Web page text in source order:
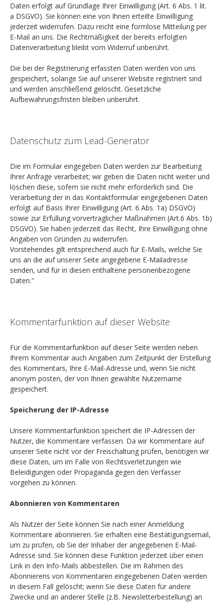
Daten erfolgt auf Grundlage Ihrer Einwilligung (Art. 6 Abs. 1 lit.
a DSGVO). Sie können eine von Ihnen erteilte Einwilligung
jederzeit widerrufen. Dazu reicht eine formlose Mitteilung per
E-Mail an uns. Die Rechtmäßigkeit der bereits erfolgten
Datenverarbeitung bleibt vom Widerruf unberührt.
Die bei der Registrierung erfassten Daten werden von uns
gespeichert, solange Sie auf unserer Website registriert sind
und werden anschließend gelöscht. Gesetzliche
Aufbewahrungsfristen bleiben unberührt.
Datenschutz zum Lead-Generator
Die im Formular eingegeben Daten werden zur Bearbeitung
Ihrer Anfrage verarbeitet; wir geben die Daten nicht weiter und
löschen diese, sofern sie nicht mehr erforderlich sind. Die
Verarbeitung der in das Kontaktformular eingegebenen Daten
erfolgt auf Basis Ihrer Einwilligung (Art. 6 Abs. 1a) DSGVO)
sowie zur Erfüllung vorvertraglicher Maßnahmen (Art.6 Abs. 1b)
DSGVO). Sie haben jederzeit das Recht, Ihre Einwilligung ohne
Angaben von Gründen zu widerrufen.
Vorstehendes gilt entsprechend auch für E-Mails, welche Sie
uns an die auf unserer Seite angegebene E-Mailadresse
senden, und für in diesen enthaltene personenbezogene
Daten."
Kommentarfunktion auf dieser Website
Für die Kommentarfunktion auf dieser Seite werden neben
Ihrem Kommentar auch Angaben zum Zeitpunkt der Erstellung
des Kommentars, Ihre E-Mail-Adresse und, wenn Sie nicht
anonym posten, der von Ihnen gewählte Nutzername
gespeichert.
Speicherung der IP-Adresse
Unsere Kommentarfunktion speichert die IP-Adressen der
Nutzer, die Kommentare verfassen. Da wir Kommentare auf
unserer Seite nicht vor der Freischaltung prüfen, benötigen wir
diese Daten, um im Falle von Rechtsverletzungen wie
Beleidigungen oder Propaganda gegen den Verfasser
vorgehen zu können.
Abonnieren von Kommentaren
Als Nutzer der Seite können Sie nach einer Anmeldung
Kommentare abonnieren. Sie erhalten eine Bestätigungsemail,
um zu prüfen, ob Sie der Inhaber der angegebenen E-Mail-
Adresse sind. Sie können diese Funktion jederzeit über einen
Link in den Info-Mails abbestellen. Die im Rahmen des
Abonnierens von Kommentaren eingegebenen Daten werden
in diesem Fall gelöscht; wenn Sie diese Daten für andere
Zwecke und an anderer Stelle (z.B. Newsletterbestellung) an